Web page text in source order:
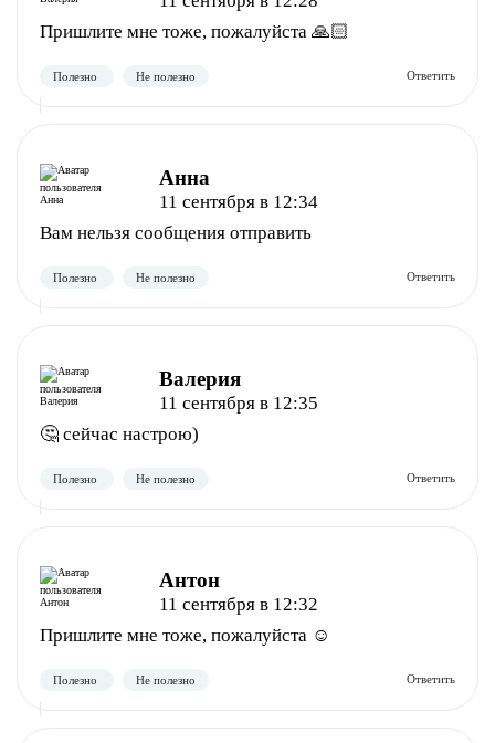
Полезно Не полезно
Пришлите мне тоже, пожалуйста 🙏🏻
Анна
11 сентября в 12:34
Вам нельзя сообщения отправить
Валерия
11 сентября в 12:35
🤔 сейчас настрою)
Антон
11 сентября в 12:32
Пришлите мне тоже, пожалуйста ☺️